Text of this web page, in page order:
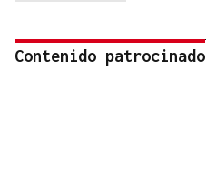
Contenido patrocinado